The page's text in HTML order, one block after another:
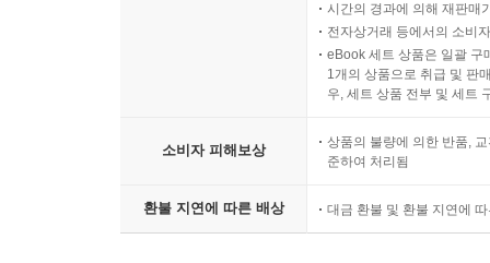
시간의 경과에 의해 재판매
전자상거래 등에서의 소비
eBook 세트 상품은 일괄 구
1개의 상품으로 취급 및 판
우, 세트 상품 전부 및 세트
소비자 피해보상
상품의 불량에 의한 반품,
준하여 처리됨
환불 지연에 따른 배상 대금 환불 및 환불 지연에